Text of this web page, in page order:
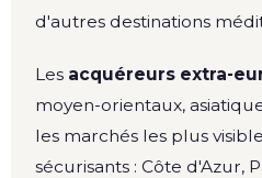
d'autres destinations
Les acquéreurs extra-
moyen-orientaux,
les marchés les plus
sécurisants : Côte d'Azur,